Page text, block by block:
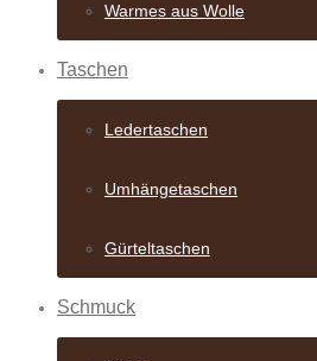
Warmes aus Wolle
Taschen
Ledertaschen
Umhängetaschen
Gürteltaschen
Schmuck